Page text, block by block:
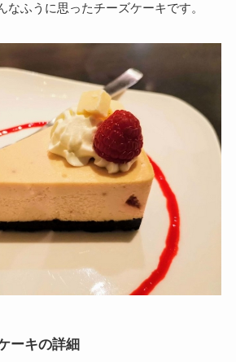
なふうに思ったチーズケーキです。
ーキの詳細